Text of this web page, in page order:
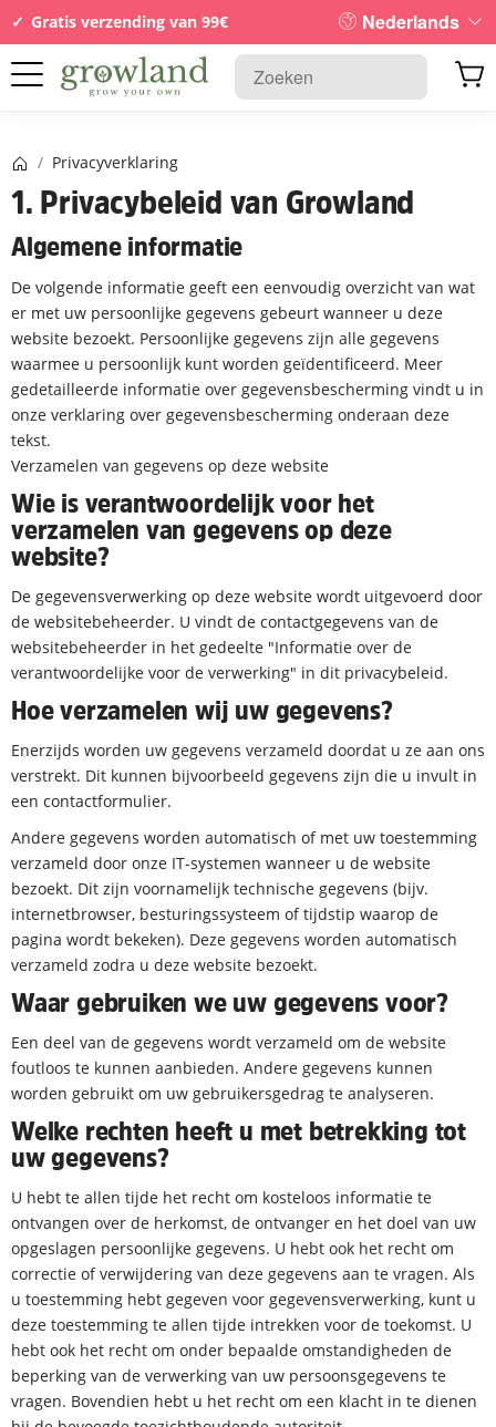
Gratis verzending van 99€ Nederlands
Startpagina
/ Privacyverklaring
1. Privacybeleid van Growland
Algemene informatie
De volgende informatie geeft een eenvoudig overzicht van wat
er met uw persoonlijke gegevens gebeurt wanneer u deze
website bezoekt. Persoonlijke gegevens zijn alle gegevens
waarmee u persoonlijk kunt worden geïdentificeerd. Meer
gedetailleerde informatie over gegevensbescherming vindt u in
onze verklaring over gegevensbescherming onderaan deze
tekst.
Verzamelen van gegevens op deze website
Wie is verantwoordelijk voor het
verzamelen van gegevens op deze
website?
De gegevensverwerking op deze website wordt uitgevoerd door
de websitebeheerder. U vindt de contactgegevens van de
websitebeheerder in het gedeelte "Informatie over de
verantwoordelijke voor de verwerking" in dit privacybeleid.
Hoe verzamelen wij uw gegevens?
Enerzijds worden uw gegevens verzameld doordat u ze aan ons
verstrekt. Dit kunnen bijvoorbeeld gegevens zijn die u invult in
een contactformulier.
Andere gegevens worden automatisch of met uw toestemming
verzameld door onze IT-systemen wanneer u de website
bezoekt. Dit zijn voornamelijk technische gegevens (bijv.
internetbrowser, besturingssysteem of tijdstip waarop de
pagina wordt bekeken). Deze gegevens worden automatisch
verzameld zodra u deze website bezoekt.
Waar gebruiken we uw gegevens voor?
Een deel van de gegevens wordt verzameld om de website
foutloos te kunnen aanbieden. Andere gegevens kunnen
worden gebruikt om uw gebruikersgedrag te analyseren.
Welke rechten heeft u met betrekking tot
uw gegevens?
U hebt te allen tijde het recht om kosteloos informatie te
ontvangen over de herkomst, de ontvanger en het doel van uw
opgeslagen persoonlijke gegevens. U hebt ook het recht om
correctie of verwijdering van deze gegevens aan te vragen. Als
u toestemming hebt gegeven voor gegevensverwerking, kunt u
deze toestemming te allen tijde intrekken voor de toekomst. U
hebt ook het recht om onder bepaalde omstandigheden de
beperking van de verwerking van uw persoonsgegevens te
vragen. Bovendien hebt u het recht om een klacht in te dienen